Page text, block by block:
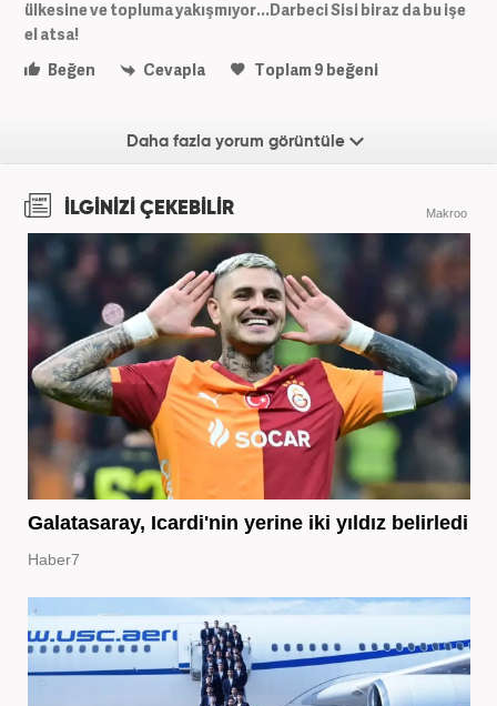
ülkesine ve topluma yakışmıyor...Darbeci Sisi biraz da bu işe
el atsa!
Beğen
Cevapla Toplam9 beğeni
Daha fazla yorum görüntüle
İLGİNİZİ ÇEKEBİLİR Makroo
Galatasaray, Icardi'nin yerine iki yıldız belirledi
Haber7